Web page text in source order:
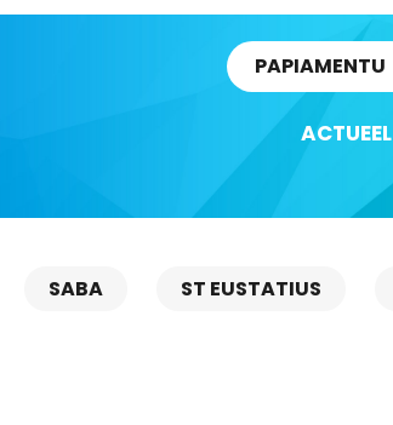
PAPIAMENTU
ACTUEEL
SABA ST EUSTATIUS